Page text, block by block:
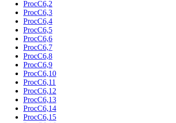
ProcC6,2
ProcC6,3
ProcC6,4
ProcC6,5
ProcC6,6
ProcC6,7
ProcC6,8
ProcC6,9
ProcC6,10
ProcC6,11
ProcC6,12
ProcC6,13
ProcC6,14
ProcC6,15